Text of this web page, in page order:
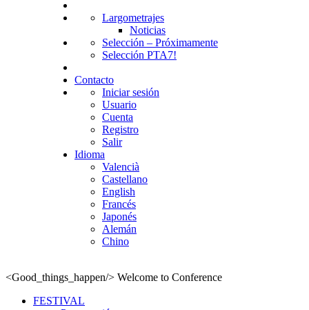
Largometrajes
Noticias
Selección – Próximamente
Selección PTA7!
Contacto
Iniciar sesión
Usuario
Cuenta
Registro
Salir
Idioma
Valencià
Castellano
English
Francés
Japonés
Alemán
Chino
<Good_things_happen/> Welcome to Conference
FESTIVAL